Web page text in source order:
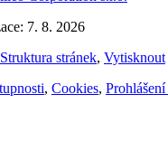
7. 8. 2026
Struktura stránek, Vytisknout
, Cookies,